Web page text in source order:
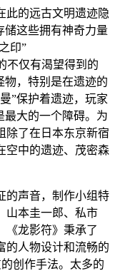
此的远古文明遗迹隐
储这些拥有神奇力量
印”
不仅有渴望得到的
物，特别是在遗迹的
”保护着遗迹，玩家
最大的一个障碍。为
除了在日本东京新宿
空中的遗迹、茂密森
的声音，制作小组特
山本圭一郎、私市
《龙影符》秉承了
的人物设计和流畅的
创作手法。太多的